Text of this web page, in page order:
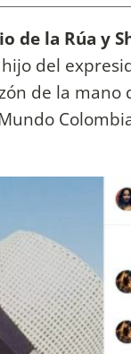
de la Rúa y
del
de la mano